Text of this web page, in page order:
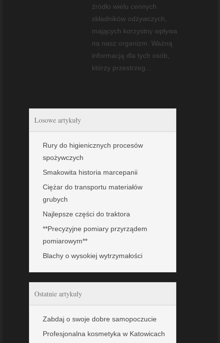
źródło wielu cennych
składników odżywczych,
mających korzystny wpływa
na nasz organizm. Ważną
informacją dla tych osób,
którzy przestrzeg...
Losowe artykuły
Rury do higienicznych procesów
spożywczych
Smakowita historia marcepanii
Ciężar do transportu materiałów
grubych
Najlepsze części do traktora
**Precyzyjne pomiary przyrządem
pomiarowym**
Blachy o wysokiej wytrzymałości
Ostatnie artykuły
Zabdaj o swoje dobre samopoczucie
Profesjonalna kosmetyka w Katowicach